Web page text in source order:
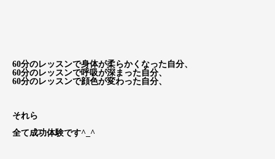
60分のレッスンで身体が柔らかくなった自分、
60分のレッスンで呼吸が深まった自分、
60分のレッスンで顔色が変わった自分、
それら
全て成功体験です^_^